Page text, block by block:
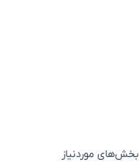
بخش‌های موردنیاز